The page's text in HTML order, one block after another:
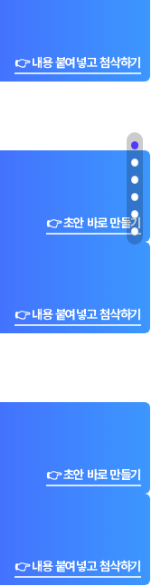
👉 내용 붙여넣고 첨삭하기
👉 초안 바로 만들기
👉 내용 붙여넣고 첨삭하기
👉 초안 바로 만들기
👉 내용 붙여넣고 첨삭하기